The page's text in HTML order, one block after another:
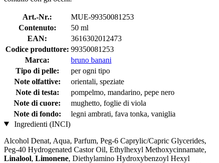
Art.-Nr.:
MUE-99350081253
Contenuto:
50 ml
EAN:
3616302012473
Codice produttore: 99350081253
Marca:
bruno banani
Tipo di pelle:
per ogni tipo
Note olfattive:
orientali, speziate
Note di testa:
pompelmo, mandarino, pepe nero
Note di cuore:
mughetto, foglie di viola
Note di fondo:
legni ambrati, fava tonka, vaniglia
Ingredienti (INCI)
Alcohol Denat, Aqua, Parfum, Peg-6 Caprylic/Capric Glycerides,
Peg-40 Hydrogenated Castor Oil, Ethylhexyl Methoxycinnamate,
Linalool, Limonene, Diethylamino Hydroxybenzoyl Hexyl